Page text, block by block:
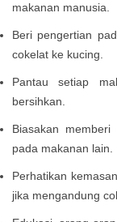
makanan manusia.
Beri pengertian
cokelat ke kucing.
Pantau setiap
bersihkan.
Biasakan
pada makanan lain.
Perhatikan
jika mengandung